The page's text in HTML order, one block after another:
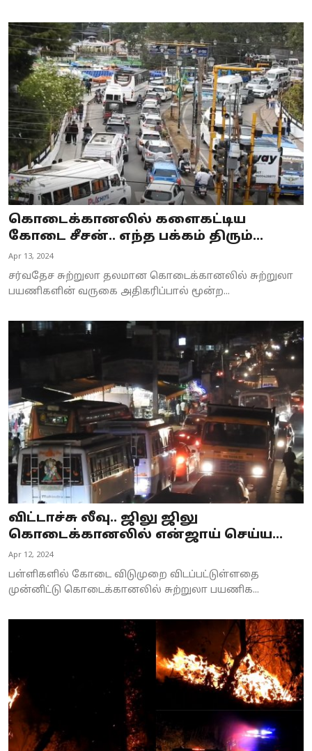
கொடைக்கானலில் களைகட்டிய
கோடை சீசன்.. எந்த பக்கம் திரும்...
Apr 13, 2024
சர்வதேச சுற்றுலா தலமான கொடைக்கானலில் சுற்றுலா
பயணிகளின் வருகை அதிகரிப்பால் மூன்ற...
விட்டாச்சு லீவு.. ஜிலு ஜிலு
கொடைக்கானலில் என்ஜாய் செய்ய...
Apr 12, 2024
பள்ளிகளில் கோடை விடுமுறை விடப்பட்டுள்ளதை
முன்னிட்டு கொடைக்கானலில் சுற்றுலா பயணிக...